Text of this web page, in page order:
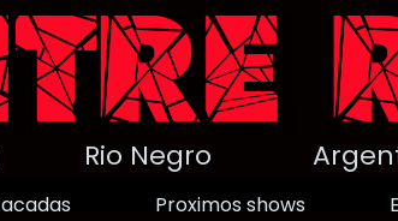
Rio Negro
Proximos shows